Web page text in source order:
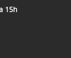
15h